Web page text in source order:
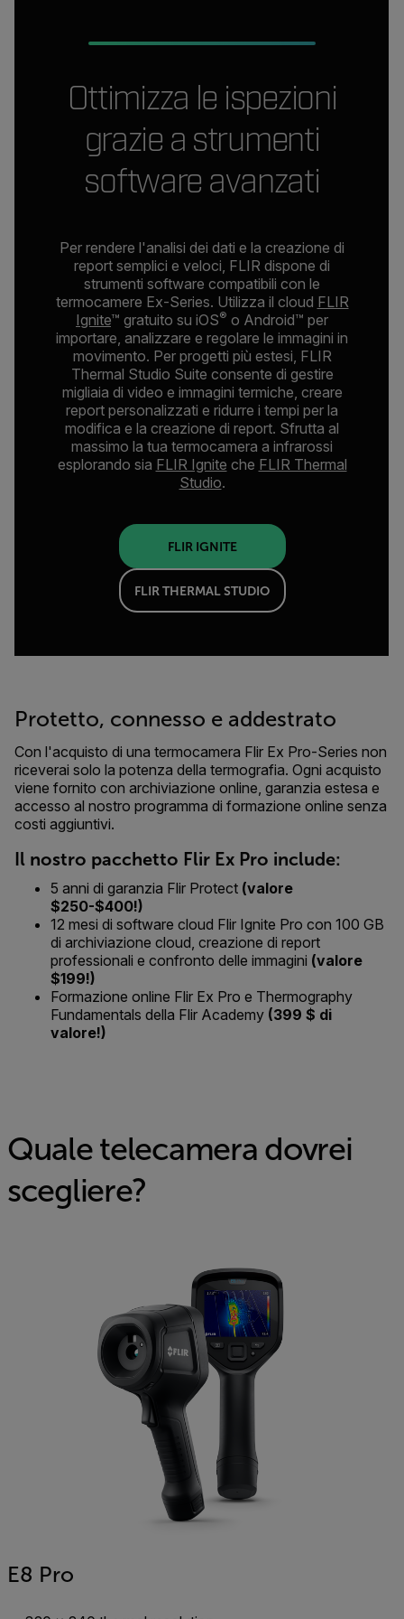
Ottimizza le ispezioni
grazie a strumenti
software avanzati
Per rendere l'analisi dei dati e la creazione di
report semplici e veloci, FLIR dispone di
strumenti software compatibili con le
termocamere Ex-Series. Utilizza il cloud FLIR
Ignite™ gratuito su iOS® o Android™ per
importare, analizzare e regolare le immagini in
movimento. Per progetti più estesi, FLIR
Thermal Studio Suite consente di gestire
migliaia di video e immagini termiche, creare
report personalizzati e ridurre i tempi per la
modifica e la creazione di report. Sfrutta al
massimo la tua termocamera a infrarossi
esplorando sia FLIR Ignite che FLIR Thermal
Studio.
FLIR IGNITE
FLIR THERMAL STUDIO
Protetto, connesso e addestrato
Con l'acquisto di una termocamera Flir Ex Pro-Series non
riceverai solo la potenza della termografia. Ogni acquisto
viene fornito con archiviazione online, garanzia estesa e
accesso al nostro programma di formazione online senza
costi aggiuntivi.
Il nostro pacchetto Flir Ex Pro include:
5 anni di garanzia Flir Protect (valore
$250-$400!)
12 mesi di software cloud Flir Ignite Pro con 100 GB
di archiviazione cloud, creazione di report
professionali e confronto delle immagini (valore
$199!)
Formazione online Flir Ex Pro e Thermography
Fundamentals della Flir Academy (399 $ di
valore!)
Quale telecamera dovrei
scegliere?
E8 Pro